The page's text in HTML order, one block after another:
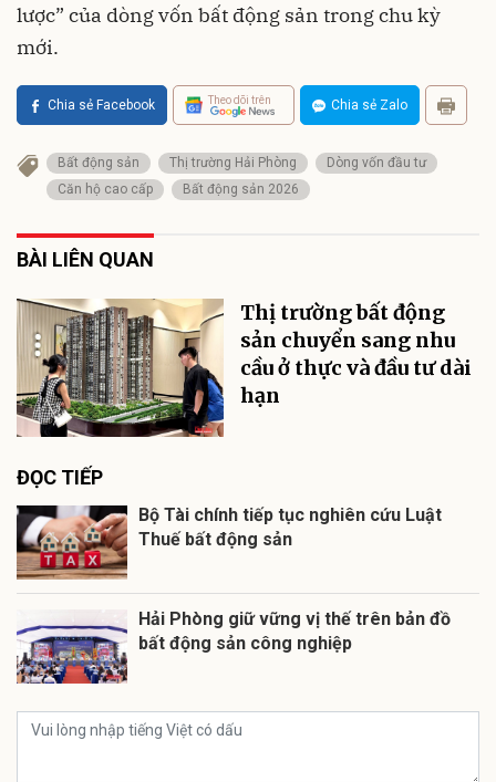
lược” của dòng vốn bất động sản trong chu kỳ
mới.
Chia sẻ Facebook Theo dõi trên Chia sẻ Zalo
Bất động sản Thị trường Hải Phòng
Dòng vốn đầu tư
Căn hộ cao cấp
Bất động sản 2026
BÀI LIÊN QUAN
Thị trường bất động
sản chuyển sang nhu
cầu ở thực và đầu tư dài
hạn
ĐỌC TIẾP
Bộ Tài chính tiếp tục nghiên cứu Luật
Thuế bất động sản
Hải Phòng giữ vững vị thế trên bản đồ
bất động sản công nghiệp